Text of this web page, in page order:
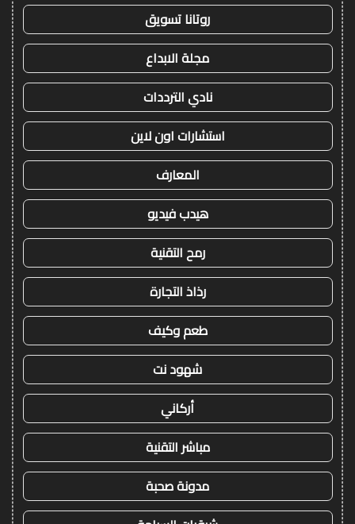
روتانا تسويق
مجلة الابداع
نادي الترددات
استشارات اون لاين
المعارف
هيدب فيديو
رمح التقنية
رذاذ التجارة
طعم وكيف
شهود نت
أركاني
مباشر التقنية
مدونة صحبة